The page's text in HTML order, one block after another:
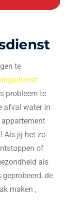
te
probleem te
afval water in
Als jij het zo
of
als
de
maken ,